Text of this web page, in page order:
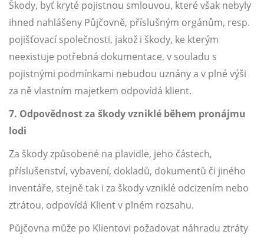
Škody, byť kryté pojistnou smlouvou, které však nebyly
ihned nahlášeny Půjčovně, příslušným orgánům, resp.
pojišťovací společnosti, jakož i škody, ke kterým
neexistuje potřebná dokumentace, v souladu s
pojistnými podmínkami nebudou uznány a v plné výši
za ně vlastním majetkem odpovídá klient.
7. Odpovědnost za škody vzniklé během pronájmu
lodi
Za škody způsobené na plavidle, jeho částech,
příslušenství, vybavení, dokladů, dokumentů či jiného
inventáře, stejně tak i za škody vzniklé odcizením nebo
ztrátou, odpovídá Klient v plném rozsahu.
Půjčovna může po Klientovi požadovat náhradu ztráty